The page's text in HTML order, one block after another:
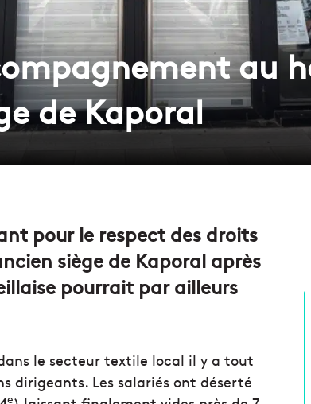
au
de Kaporal
pour le respect des droits
siège de Kaporal après
pourrait par ailleurs
le secteur textile local il y a tout
dirigeants. Les salariés ont déserté
e